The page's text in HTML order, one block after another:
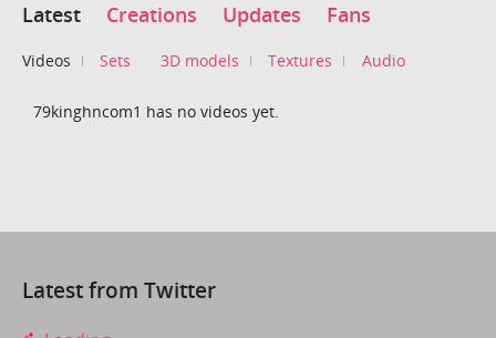
Latest Creations Updates Fans
Videos Sets 3D models Textures Audio
79kinghncom1 has no videos yet.
Latest from Twitter